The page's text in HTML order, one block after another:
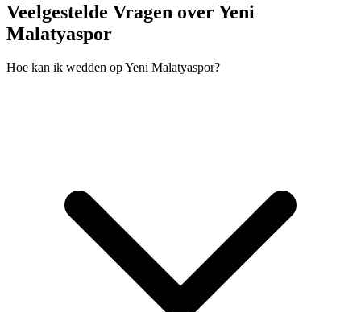
Veelgestelde Vragen over Yeni
Malatyaspor
Hoe kan ik wedden op Yeni Malatyaspor?